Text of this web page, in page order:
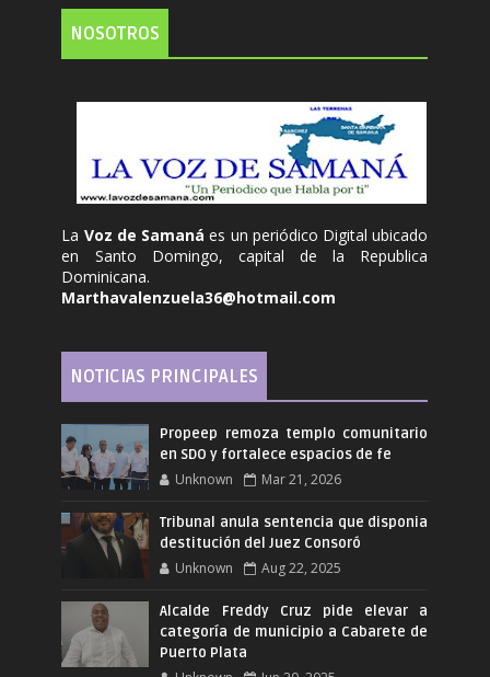
NOSOTROS
La Voz de Samanáes un periódico Digital ubicado
en Santo Domingo, capital de la Republica
Dominicana.
Marthavalenzuela36@hotmail.com
NOTICIAS PRINCIPALES
Propeep remoza templo comunitario
en SDO y fortalece espacios de fe
Unknown Mar 21, 2026
Tribunal anula sentencia que disponia
destitución del Juez Consoró
Unknown Aug 22, 2025
Alcalde Freddy Cruz pide elevar a
categoría de municipio a Cabarete de
Puerto Plata